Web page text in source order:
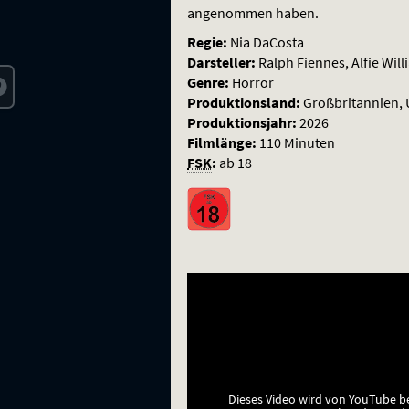
angenommen haben.
Regie: Nia DaCosta
Darsteller: Ralph Fiennes, Alfie
Genre: Horror
Produktionsland: Großbritannien,
Produktionsjahr: 2026
Filmlänge: 110 Minuten
FSK: ab 18
Dieses Video wird von YouTube